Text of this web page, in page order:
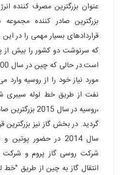
عنوان بزرگترین مصرف کننده
بزرگترین صادر کننده
قراردادهای بسیار مهمی را در
که سرنوشت دو کشور را بیش از
مورد نیاز خود را از روسیه وارد
نفت از طریق خط لوله سیبری
،روسیه در سال
گردید. در بخش گاز نیز بزرگترین
سال 2014 در حضور
شرکت روسی گاز پروم و
انتقال گاز به چین از طریق "خط